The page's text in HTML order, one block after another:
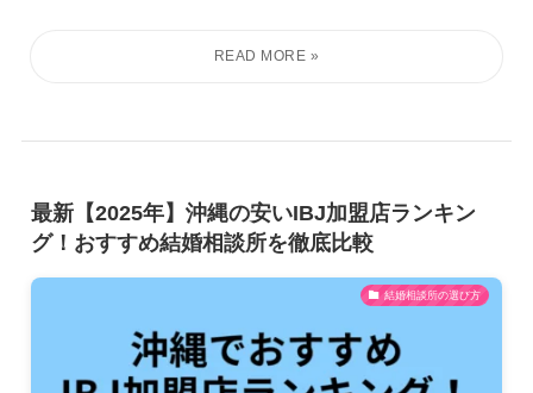
最新【2025年】沖縄の安いIBJ加盟店ランキン
グ！おすすめ結婚相談所を徹底比較
結婚相談所の選び方